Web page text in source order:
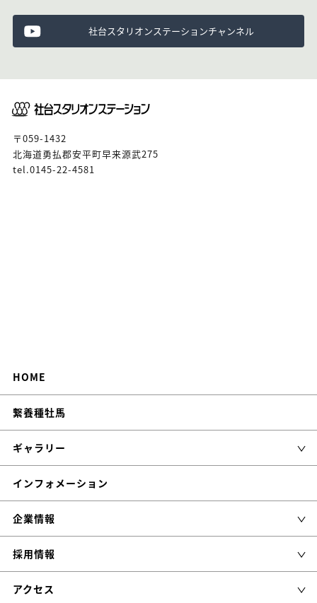
社台スタリオンステーションチャンネル
〒059-1432
北海道勇払郡安平町早来源武275
tel.0145-22-4581
HOME
繋養種牡馬
ギャラリー
インフォメーション
企業情報
採用情報
アクセス